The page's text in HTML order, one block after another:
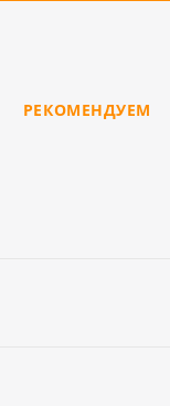
РЕКОМЕНДУЕМ